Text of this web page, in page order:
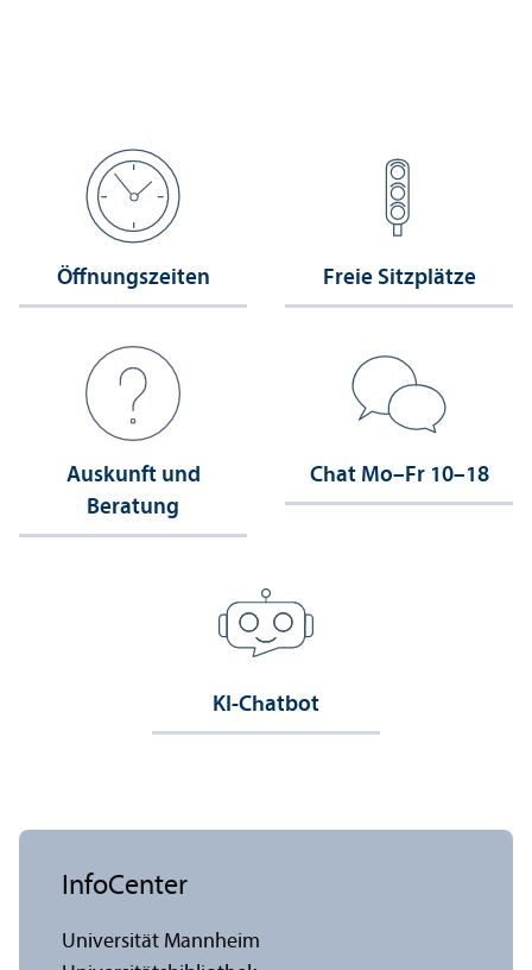
Öffnungs­zeiten Freie Sitzplätze
Auskunft und
Beratung
Chat Mo–Fr 10–18
KI-Chatbot
InfoCenter
Universität Mannheim